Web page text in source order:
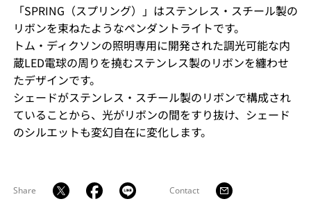
「SPRING（スプリング）」はステンレス・スチール製の
リボンを束ねたようなペンダントライトです。
トム・ディクソンの照明専用に開発された調光可能な内
蔵LED電球の周りを撓むステンレス製のリボンを纏わせ
たデザインです。
シェードがステンレス・スチール製のリボンで構成され
ていることから、光がリボンの間をすり抜け、シェード
のシルエットも変幻自在に変化します。
Share Contact